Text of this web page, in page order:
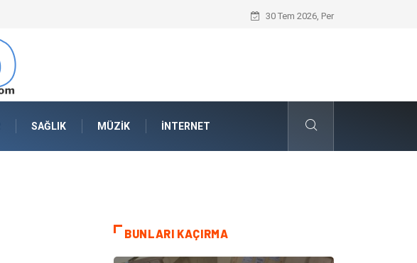
İnternetsiz Bir Gün Nedir ve Neden
30 Tem 2026, Per
SAĞLIK MÜZIK İNTERNET
BUNLARI KAÇIRMA